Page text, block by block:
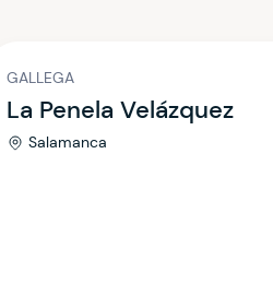
GALLEGA
La Penela Velázquez
Salamanca